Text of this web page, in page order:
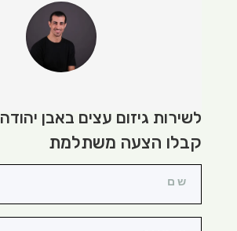
לשירות גיזום עצים באבן יהודה
קבלו הצעה משתלמת